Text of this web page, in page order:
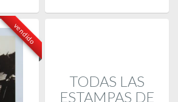
vendido
TODAS LAS
ESTAMPAS DE